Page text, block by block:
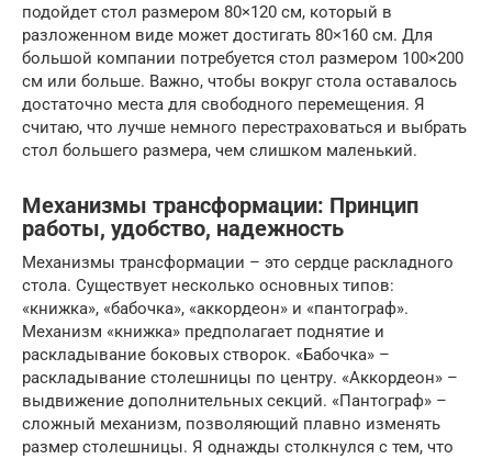
подойдет стол размером 80×120 см, который в
разложенном виде может достигать 80×160 см. Для
большой компании потребуется стол размером 100×200
см или больше. Важно, чтобы вокруг стола оставалось
достаточно места для свободного перемещения. Я
считаю, что лучше немного перестраховаться и выбрать
стол большего размера, чем слишком маленький.
Механизмы трансформации: Принцип
работы, удобство, надежность
Механизмы трансформации – это сердце раскладного
стола. Существует несколько основных типов:
«книжка», «бабочка», «аккордеон» и «пантограф».
Механизм «книжка» предполагает поднятие и
раскладывание боковых створок. «Бабочка» –
раскладывание столешницы по центру. «Аккордеон» –
выдвижение дополнительных секций. «Пантограф» –
сложный механизм, позволяющий плавно изменять
размер столешницы. Я однажды столкнулся с тем, что